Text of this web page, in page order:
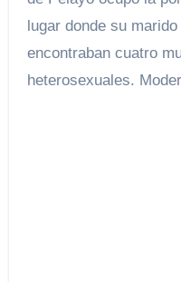
lugar donde su
encontraban cuatro
heterosexuales.